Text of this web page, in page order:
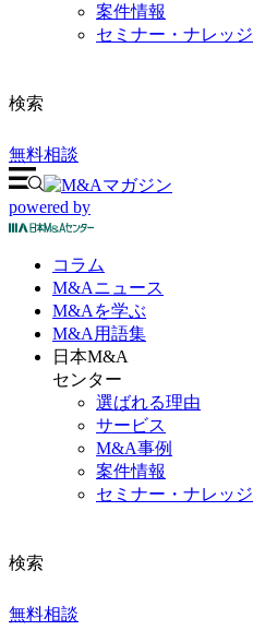
案件情報
セミナー・ナレッジ
検索
無料相談
powered by
コラム
M&Aニュース
M&Aを学ぶ
M&A 用語集
日本M&A
センター
選ばれる理由
サービス
M&A事例
案件情報
セミナー・ナレッジ
検索
無料相談